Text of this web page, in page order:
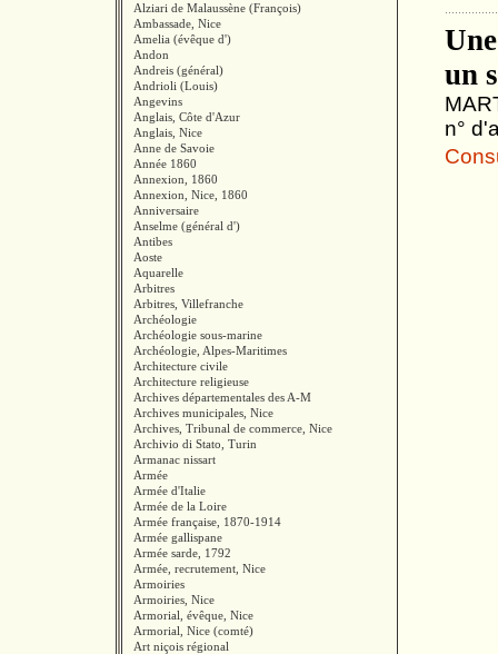
Alziari de Malaussène (François)
Ambassade, Nice
Amelia (évêque d')
Andon
Andreis (général)
Andrioli (Louis)
Angevins
Anglais, Côte d'Azur
Anglais, Nice
Anne de Savoie
Année 1860
Annexion, 1860
Annexion, Nice, 1860
Anniversaire
Anselme (général d')
Antibes
Aoste
Aquarelle
Arbitres
Arbitres, Villefranche
Archéologie
Archéologie sous-marine
Archéologie, Alpes-Maritimes
Architecture civile
Architecture religieuse
Archives départementales des A-M
Archives municipales, Nice
Archives, Tribunal de commerce, Nice
Archivio di Stato, Turin
Armanac nissart
Armée
Armée d'Italie
Armée de la Loire
Armée française, 1870-1914
Armée gallispane
Armée sarde, 1792
Armée, recrutement, Nice
Armoiries
Armoiries, Nice
Armorial, évêque, Nice
Armorial, Nice (comté)
Art niçois régional
un
n°